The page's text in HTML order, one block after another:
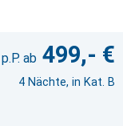
499,- €
4 Nächte, in Kat. B